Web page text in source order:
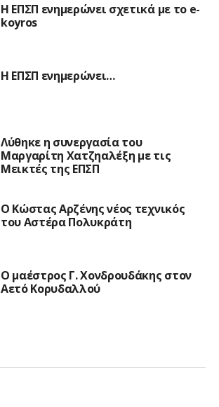
Η ΕΠΣΠ ενημερώνει σχετικά με το e-
koyros
Η ΕΠΣΠ ενημερώνει…
Λύθηκε η συνεργασία του
Μαργαρίτη Χατζηαλέξη με τις
Μεικτές της ΕΠΣΠ
Ο Κώστας Αρζένης νέος τεχνικός
του Αστέρα Πολυκράτη
Ο μαέστρος Γ. Χονδρουδάκης στον
Αετό Κορυδαλλού